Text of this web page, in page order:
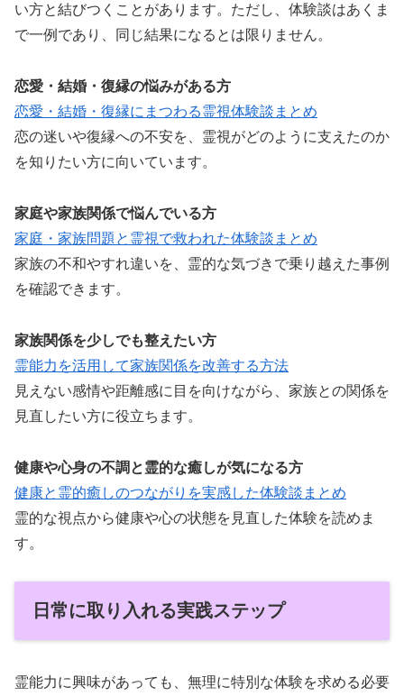
い方と結びつくことがあります。ただし、体験談はあくま
で一例であり、同じ結果になるとは限りません。
恋愛・結婚・復縁の悩みがある方
恋愛・結婚・復縁にまつわる霊視体験談まとめ
恋の迷いや復縁への不安を、霊視がどのように支えたのか
を知りたい方に向いています。
家庭や家族関係で悩んでいる方
家庭・家族問題と霊視で救われた体験談まとめ
家族の不和やすれ違いを、霊的な気づきで乗り越えた事例
を確認できます。
家族関係を少しでも整えたい方
霊能力を活用して家族関係を改善する方法
見えない感情や距離感に目を向けながら、家族との関係を
見直したい方に役立ちます。
健康や心身の不調と霊的な癒しが気になる方
健康と霊的癒しのつながりを実感した体験談まとめ
霊的な視点から健康や心の状態を見直した体験を読めま
す。
日常に取り入れる実践ステップ
霊能力に興味があっても、無理に特別な体験を求める必要